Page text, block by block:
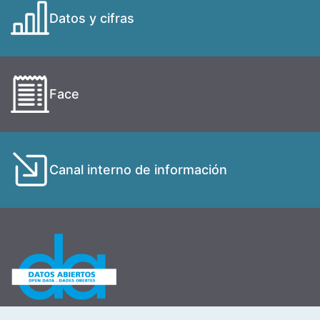
Datos y cifras
Face
Canal interno de información